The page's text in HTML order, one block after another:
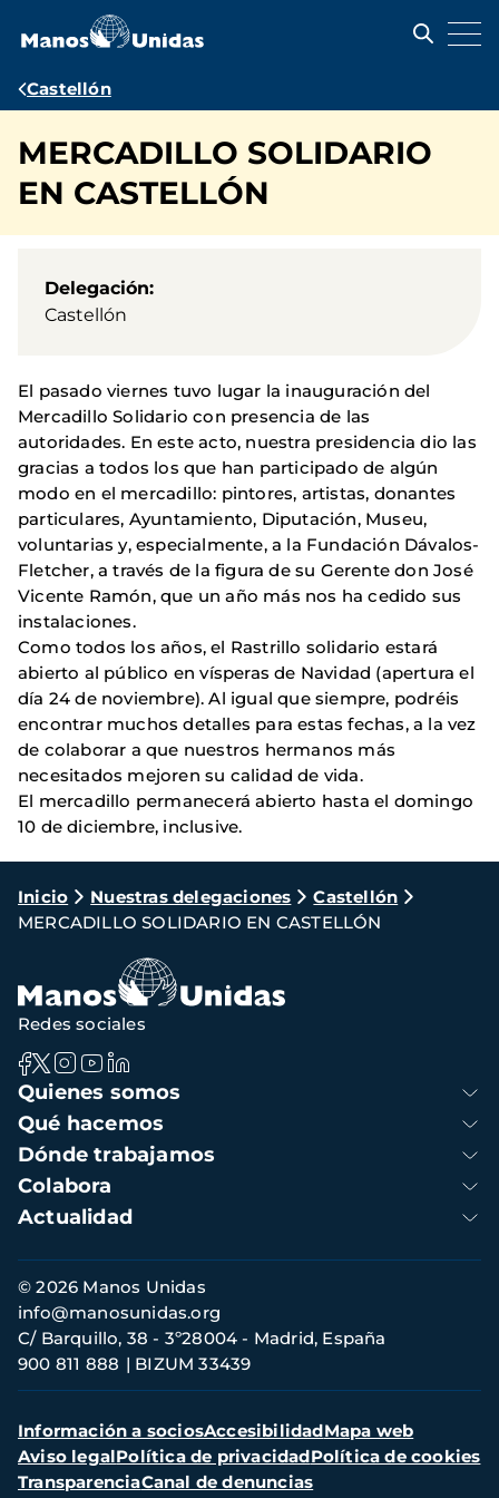
contenido
Ruta
navegación
Castellón
MERCADILLO SOLIDARIO
EN CASTELLÓN
Delegación
Castellón
El pasado viernes tuvo lugar la inauguración del
Mercadillo Solidario con presencia de las
autoridades. En este acto, nuestra presidencia dio las
gracias a todos los que han participado de algún
modo en el mercadillo: pintores, artistas, donantes
particulares, Ayuntamiento, Diputación, Museu,
voluntarias y, especialmente, a la Fundación Dávalos-
Fletcher, a través de la figura de su Gerente don José
Vicente Ramón, que un año más nos ha cedido sus
instalaciones.
Como todos los años, el Rastrillo solidario estará
abierto al público en vísperas de Navidad (apertura el
día 24 de noviembre). Al igual que siempre, podréis
encontrar muchos detalles para estas fechas, a la vez
de colaborar a que nuestros hermanos más
necesitados mejoren su calidad de vida.
El mercadillo permanecerá abierto hasta el domingo
10 de diciembre, inclusive.
Ruta
de
navegación
Inicio Nuestras delegaciones
Castellón
MERCADILLO SOLIDARIO EN CASTELLÓN
Navegación
principal
Quienes somos
Qué hacemos
Dónde trabajamos
Colabora
Actualidad
Redes sociales
Información
de
contacto
© 2026 Manos Unidas
C/ Barquillo, 38 - 3º28004 - Madrid, España
900 811 888
BIZUM 33439
info@manosunidas.org
Menú
secundario
Información a sociosAccesibilidadMapa web
Aviso legalPolítica de privacidadPolítica de cookies
TransparenciaCanal de denuncias